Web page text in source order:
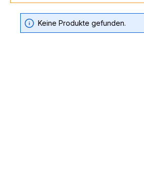
Keine Produkte gefunden.